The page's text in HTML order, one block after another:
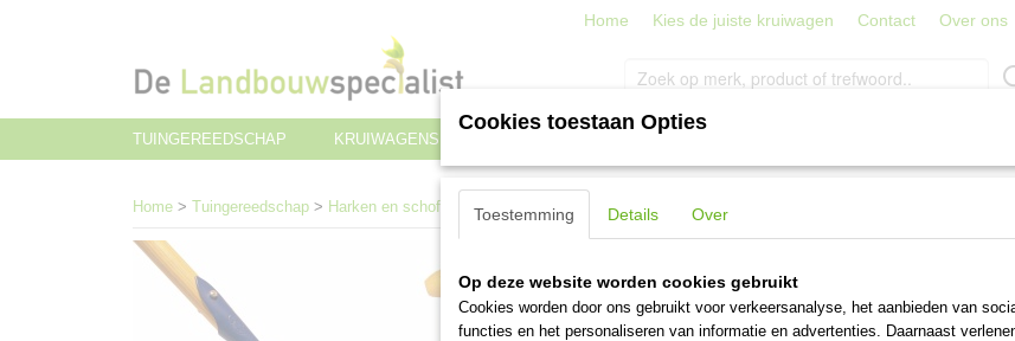
Home Kies de juiste kruiwagen Contact Over ons
TUINGEREEDSCHAP
KRUIWAGENS EN TRANSPORT TRAPPEN, LADDERS EN STEIGERS
Home > Tuingereedschap > Harken en schoffels > Ronde schoffel 18 cm met steel 1700 mm
Ronde schoffel 18 cm
1700 mm
Cookies toestaan Opties
Toestemming Details Over
Op deze website worden cookies gebruikt
Cookies worden door ons gebruikt voor verkeersanalyse, het aanbieden van
functies en het personaliseren van informatie en advertenties. Daarnaast